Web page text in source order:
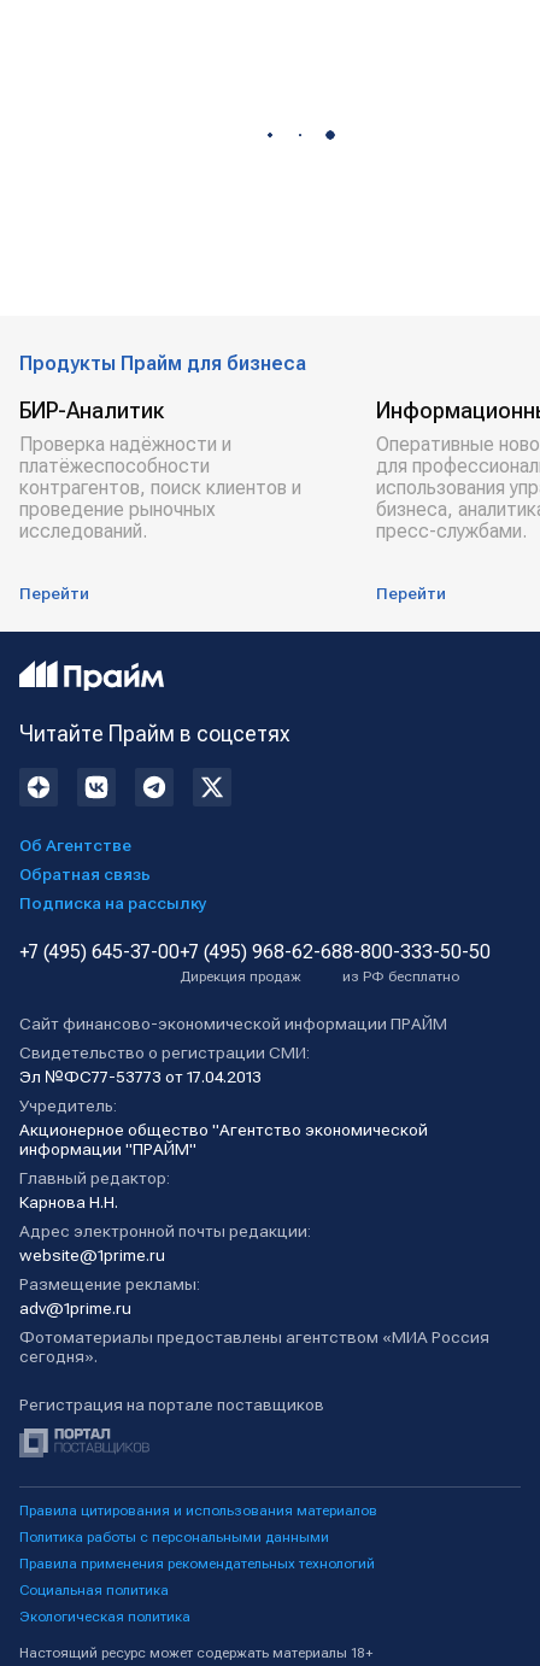
Продукты Прайм для бизнеса
БИР-Аналитик
Проверка надёжности и
платёжеспособности
контрагентов, поиск клиентов и
проведение рыночных
исследований.
Перейти
Оперативные
для
использования
бизнеса,
пресс-службами.
Перейти
Читайте Прайм в соцсетях
Об Агентстве
Обратная связь
Подписка на рассылку
+7 (495) 645-37-00+7 (495) 968-62-68
Дирекция продаж
8-800-333-50-50
из РФ бесплатно
Сайт финансово-экономической информации ПРАЙМ
Свидетельство о регистрации СМИ:
Эл №ФС77-53773 от 17.04.2013
Учредитель:
Акционерное общество "Агентство экономической
информации "ПРАЙМ"
Главный редактор:
Карнова Н.Н.
Адрес электронной почты редакции:
website@1prime.ru
Размещение рекламы:
adv@1prime.ru
Фотоматериалы предоставлены агентством «МИА Россия
сегодня».
Регистрация на портале поставщиков
Правила цитирования и использования материалов
Политика работы с персональными данными
Правила применения рекомендательных технологий
Социальная политика
Экологическая политика
Настоящий ресурс может содержать материалы 18+